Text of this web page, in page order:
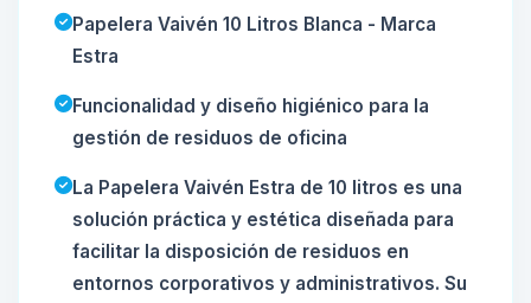
Papelera Vaivén 10 Litros Blanca - Marca
Estra
Funcionalidad y diseño higiénico para la
gestión de residuos de oficina
La Papelera Vaivén Estra de 10 litros es una
solución práctica y estética diseñada para
facilitar la disposición de residuos en
entornos corporativos y administrativos. Su